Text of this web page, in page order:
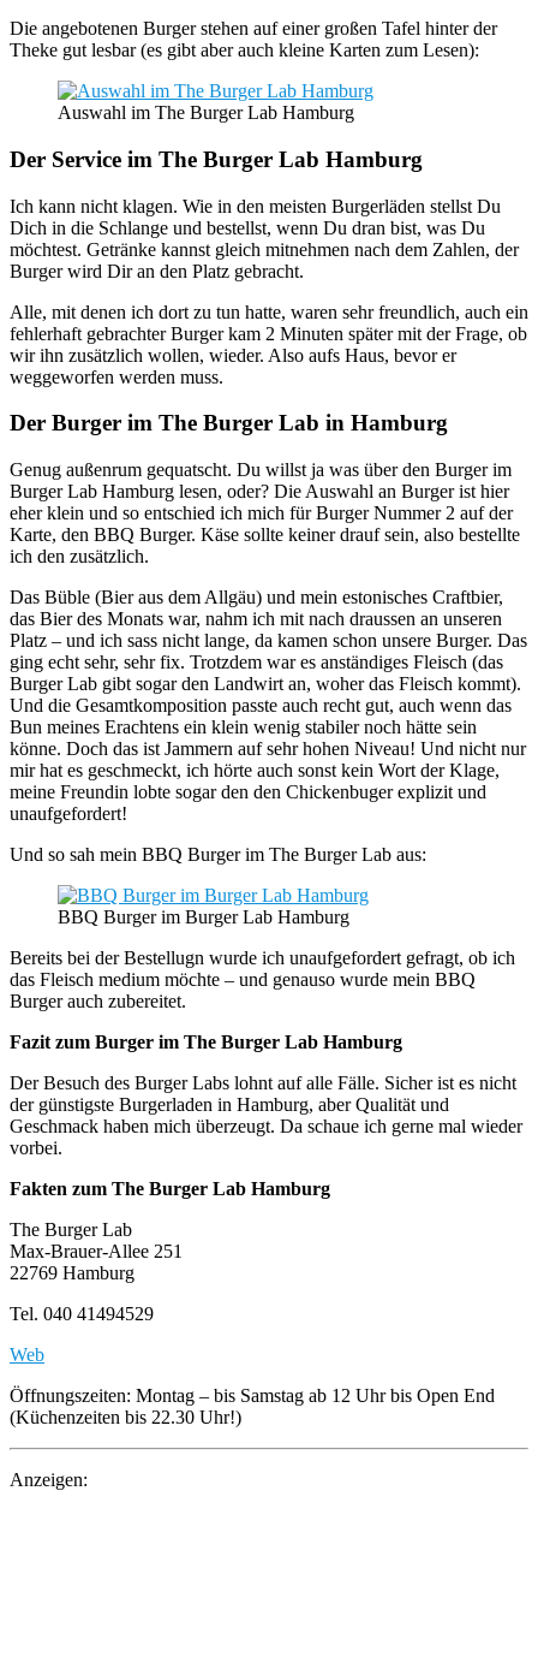
Die angebotenen Burger stehen auf einer großen Tafel hinter der
Theke gut lesbar (es gibt aber auch kleine Karten zum Lesen):
Auswahl im The Burger Lab Hamburg
Der Service im The Burger Lab Hamburg
Ich kann nicht klagen. Wie in den meisten Burgerläden stellst Du
Dich in die Schlange und bestellst, wenn Du dran bist, was Du
möchtest. Getränke kannst gleich mitnehmen nach dem Zahlen, der
Burger wird Dir an den Platz gebracht.
Alle, mit denen ich dort zu tun hatte, waren sehr freundlich, auch ein
fehlerhaft gebrachter Burger kam 2 Minuten später mit der Frage, ob
wir ihn zusätzlich wollen, wieder. Also aufs Haus, bevor er
weggeworfen werden muss.
Der Burger im The Burger Lab in Hamburg
Genug außenrum gequatscht. Du willst ja was über den Burger im
Burger Lab Hamburg lesen, oder? Die Auswahl an Burger ist hier
eher klein und so entschied ich mich für Burger Nummer 2 auf der
Karte, den BBQ Burger. Käse sollte keiner drauf sein, also bestellte
ich den zusätzlich.
Das Büble (Bier aus dem Allgäu) und mein estonisches Craftbier,
das Bier des Monats war, nahm ich mit nach draussen an unseren
Platz – und ich sass nicht lange, da kamen schon unsere Burger. Das
ging echt sehr, sehr fix. Trotzdem war es anständiges Fleisch (das
Burger Lab gibt sogar den Landwirt an, woher das Fleisch kommt).
Und die Gesamtkomposition passte auch recht gut, auch wenn das
Bun meines Erachtens ein klein wenig stabiler noch hätte sein
könne. Doch das ist Jammern auf sehr hohen Niveau! Und nicht nur
mir hat es geschmeckt, ich hörte auch sonst kein Wort der Klage,
meine Freundin lobte sogar den den Chickenbuger explizit und
unaufgefordert!
Und so sah mein BBQ Burger im The Burger Lab aus:
BBQ Burger im Burger Lab Hamburg
Bereits bei der Bestellugn wurde ich unaufgefordert gefragt, ob ich
das Fleisch medium möchte – und genauso wurde mein BBQ
Burger auch zubereitet.
Fazit zum Burger im The Burger Lab Hamburg
Der Besuch des Burger Labs lohnt auf alle Fälle. Sicher ist es nicht
der günstigste Burgerladen in Hamburg, aber Qualität und
Geschmack haben mich überzeugt. Da schaue ich gerne mal wieder
vorbei.
Fakten zum The Burger Lab Hamburg
The Burger Lab
Max-Brauer-Allee 251
22769 Hamburg
Tel. 040 41494529
Web
Öffnungszeiten: Montag – bis Samstag ab 12 Uhr bis Open End
(Küchenzeiten bis 22.30 Uhr!)
Anzeigen: